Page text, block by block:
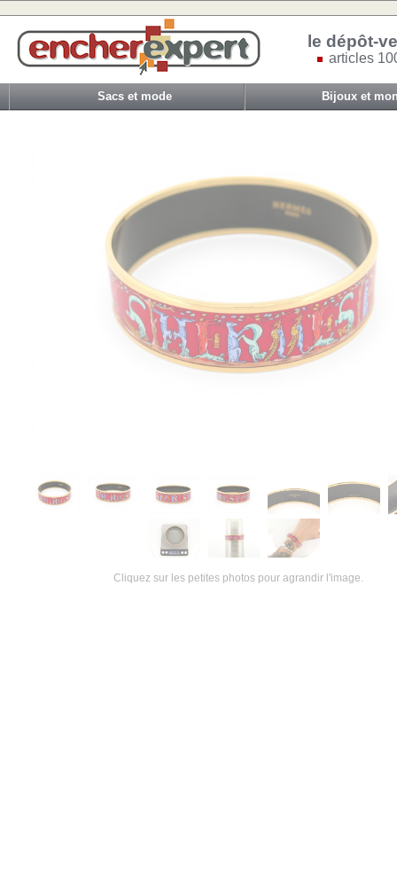
le dépôt-
articles
Sacs et mode Bijoux et
Cliquez sur les petites photos pour agrandir l'image.